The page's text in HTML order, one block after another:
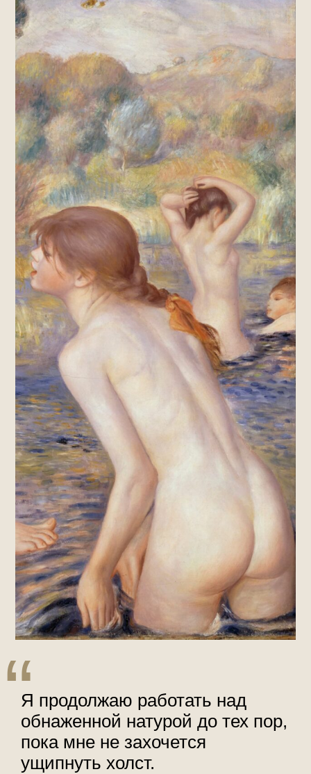
Я продолжаю работать над
обнаженной натурой до тех пор,
пока мне не захочется
ущипнуть холст.